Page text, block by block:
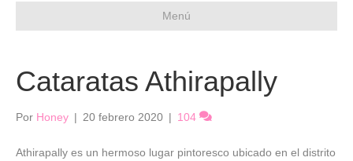
Menú
Cataratas Athirapally
Por Honey | 20 febrero 2020 | 104
Athirapally es un hermoso lugar pintoresco ubicado en el distrito